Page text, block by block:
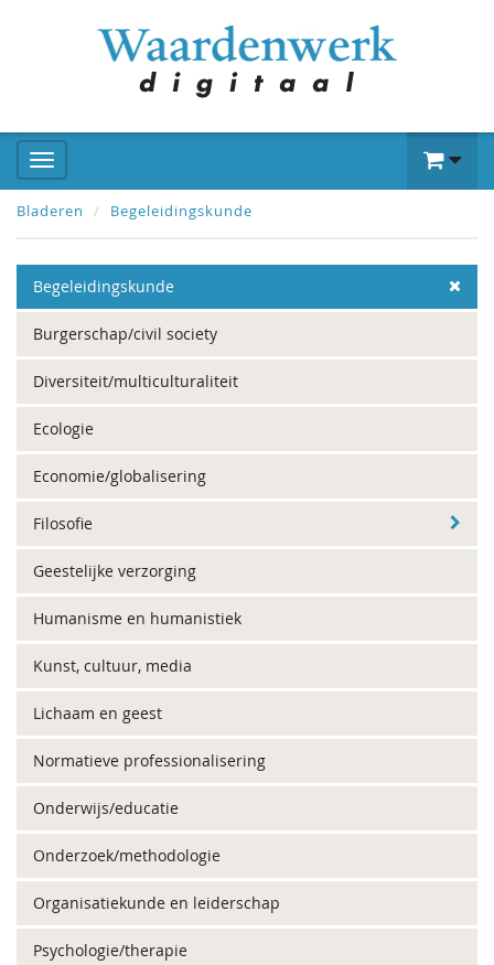
Bladeren Begeleidingskunde
Begeleidingskunde
Burgerschap/civil society
Diversiteit/multiculturaliteit
Ecologie
Economie/globalisering
Filosofie
Geestelijke verzorging
Humanisme en humanistiek
Kunst, cultuur, media
Lichaam en geest
Normatieve professionalisering
Onderwijs/educatie
Onderzoek/methodologie
Organisatiekunde en leiderschap
Psychologie/therapie